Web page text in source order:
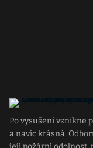
Po vysušení vznikne
a navíc krásná.